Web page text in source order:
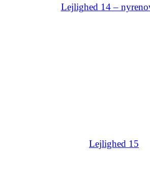
Lejlighed 14 –
Lejlighed 15